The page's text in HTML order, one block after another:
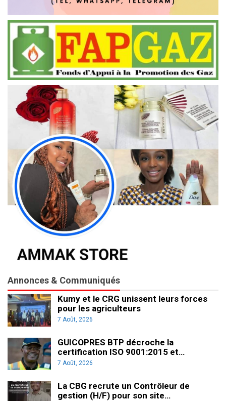
Annonces & Communiqués
Kumy et le CRG unissent leurs forces
pour les agriculteurs
7 Août, 2026
GUICOPRES BTP décroche la
certification ISO 9001:2015 et…
7 Août, 2026
La CBG recrute un Contrôleur de
gestion (H/F) pour son site…